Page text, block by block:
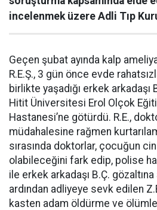
incelenmek üzere Adli Tıp
Geçen şubat ayında kalp
R.E.Ş., 3 gün önce evde
birlikte yaşadığı erkek
Hitit Üniversitesi Erol Olçok
Hastanesi’ne götürdü. R.E.,
müdahalesine rağmen
sırasında doktorlar, çocuğun
olabileceğini fark edip, polise
ile erkek arkadaşı B.Ç. gözaltına
ardından adliyeye sevk edilen
kasten adam öldürme ve